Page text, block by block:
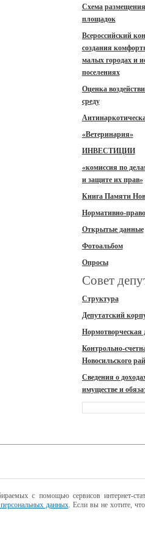
Схема
площадок
Всероссийский
создания
малых городах и
поселениях
Оценка
среду
«Ветеринария»
ИНВЕСТИЦИИ
«комиссия по
и защите их прав»
Книга Памяти
Нормативно-
Открытые данные
Фотоальбом
Опросы
Совет
Структура
Депутатский
Нормотворческая
Контрольно-
Новосильского
Сведения о
имуществе и
с помощью сервисов интернет-
данных. Если вы не хотите,